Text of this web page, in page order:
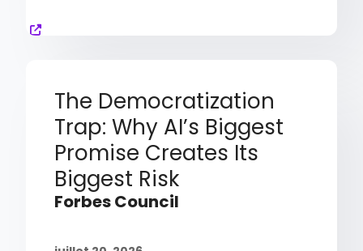
The Democratization
Trap: Why AI’s Biggest
Promise Creates Its
Biggest Risk
Forbes Council